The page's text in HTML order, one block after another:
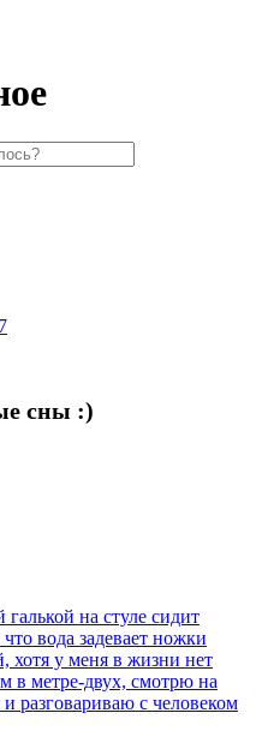
сны :)
на стуле сидит
вода задевает ножки
хотя у меня в жизни нет
в метре-двух, смотрю на
разговариваю с человеком